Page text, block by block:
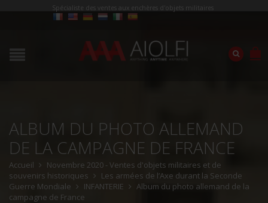
Spécialiste des ventes aux enchères d'objets militaires
ALBUM DU PHOTO ALLEMAND
DE LA CAMPAGNE DE FRANCE
Accueil
Novembre 2020 - Ventes d'objets militaires et de
souvenirs historiques
Les armées de l’Axe durant la Seconde
Guerre Mondiale
INFANTERIE
Album du photo allemand de la
campagne de France